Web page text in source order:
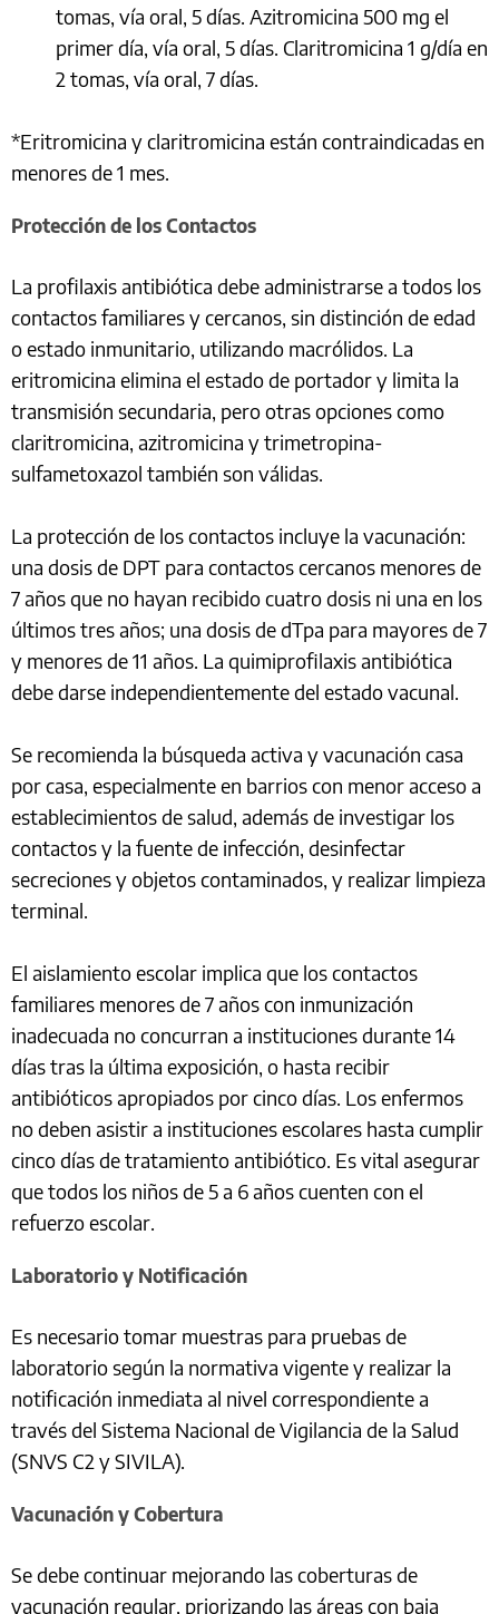
tomas, vía oral, 5 días. Azitromicina 500 mg el
primer día, vía oral, 5 días. Claritromicina 1 g/día en
2 tomas, vía oral, 7 días.
*Eritromicina y claritromicina están contraindicadas en
menores de 1 mes.
Protección de los Contactos
La profilaxis antibiótica debe administrarse a todos los
contactos familiares y cercanos, sin distinción de edad
o estado inmunitario, utilizando macrólidos. La
eritromicina elimina el estado de portador y limita la
transmisión secundaria, pero otras opciones como
claritromicina, azitromicina y trimetropina-
sulfametoxazol también son válidas.
La protección de los contactos incluye la vacunación:
una dosis de DPT para contactos cercanos menores de
7 años que no hayan recibido cuatro dosis ni una en los
últimos tres años; una dosis de dTpa para mayores de 7
y menores de 11 años. La quimiprofilaxis antibiótica
debe darse independientemente del estado vacunal.
Se recomienda la búsqueda activa y vacunación casa
por casa, especialmente en barrios con menor acceso a
establecimientos de salud, además de investigar los
contactos y la fuente de infección, desinfectar
secreciones y objetos contaminados, y realizar limpieza
terminal.
El aislamiento escolar implica que los contactos
familiares menores de 7 años con inmunización
inadecuada no concurran a instituciones durante 14
días tras la última exposición, o hasta recibir
antibióticos apropiados por cinco días. Los enfermos
no deben asistir a instituciones escolares hasta cumplir
cinco días de tratamiento antibiótico. Es vital asegurar
que todos los niños de 5 a 6 años cuenten con el
refuerzo escolar.
Laboratorio y Notificación
Es necesario tomar muestras para pruebas de
laboratorio según la normativa vigente y realizar la
notificación inmediata al nivel correspondiente a
través del Sistema Nacional de Vigilancia de la Salud
(SNVS C2 y SIVILA).
Vacunación y Cobertura
Se debe continuar mejorando las coberturas de
vacunación regular, priorizando las áreas con baja